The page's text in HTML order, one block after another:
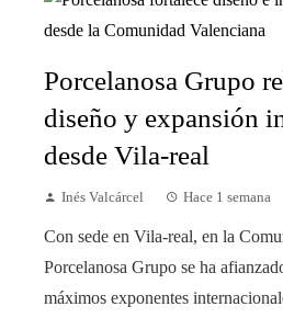
Porcelanosa Grupo
diseño y expansión
desde Vila-real
Inés Valcárcel Hace 1 semana
Con sede en Vila-real, en la
Porcelanosa Grupo se ha
máximos exponentes